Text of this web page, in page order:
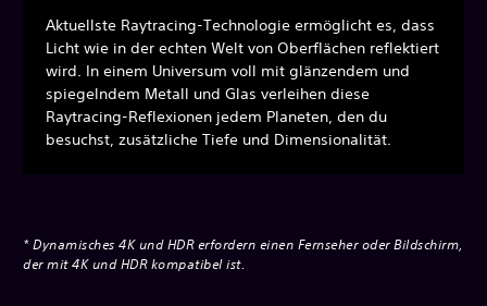
Aktuellste Raytracing-Technologie ermöglicht es, dass
Licht wie in der echten Welt von Oberflächen reflektiert
wird. In einem Universum voll mit glänzendem und
spiegelndem Metall und Glas verleihen diese
Raytracing-Reflexionen jedem Planeten, den du
besuchst, zusätzliche Tiefe und Dimensionalität.
* Dynamisches 4K und HDR erfordern einen Fernseher oder Bildschirm,
der mit 4K und HDR kompatibel ist.